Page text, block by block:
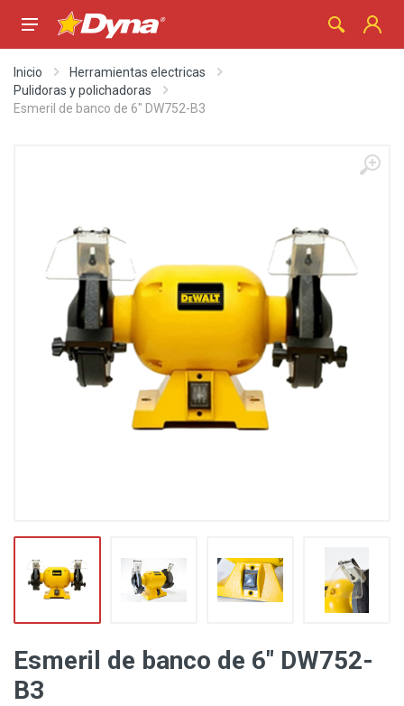
Inicio
Herramientas electricas
Pulidoras y polichadoras
Esmeril de banco de 6" DW752-B3
Esmeril de banco de 6" DW752-
B3